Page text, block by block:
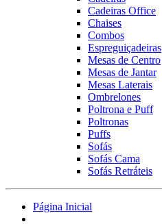
Cadeiras Office
Chaises
Combos
Espreguiçadeiras
Mesas de Centro
Mesas de Jantar
Mesas Laterais
Ombrelones
Poltrona e Puff
Poltronas
Puffs
Sofás
Sofás Cama
Sofás Retráteis
Página Inicial